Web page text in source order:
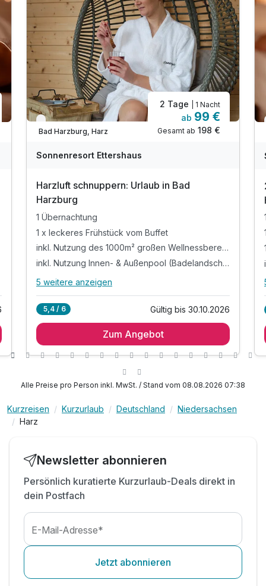
Nur noch bis Oktober
Bad Harzburg, Harz
2 Tage | 1 Nacht
ab 99 €
Gesamt ab 198 €
Sonnenresort Ettershaus
Harzluft schnuppern: Urlaub in Bad
Harzburg
1 Übernachtung
1 x leckeres Frühstück vom Buffet
inkl. Nutzung des 1000m² großen Wellnessbereiches
inkl. Nutzung Innen- & Außenpool (Badelandschaft)
Alle Inklusivleistungen
1 x leckeres Frühstück vom Buffet
inkl. Nutzung Innen- & Außenpool
(Badelandschaft)
inkl. Saunalandschaft mit drei Saunen
inkl. Sonnenterrasse mit Blick auf die Burgberg
inkl. Parkplatz am Hotel
inkl. Wlan Nutzung im Hotel
5 weitere anzeigen
5,4 / 6 Gültig bis 30.10.2026
Zum Angebot
Alle Preise pro Person inkl. MwSt. / Stand vom 08.08.2026 07:38
Kurzreisen Kurzurlaub Deutschland
Niedersachsen
Harz
Newsletter abonnieren
Persönlich kuratierte Kurzurlaub-Deals direkt in
dein Postfach
E-Mail-Adresse*
Jetzt abonnieren